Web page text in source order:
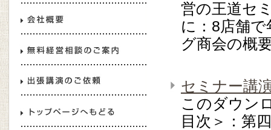
営の王道セ
に：8店舗
グ商会の概
セミナー講
このダウン
目次＞：第